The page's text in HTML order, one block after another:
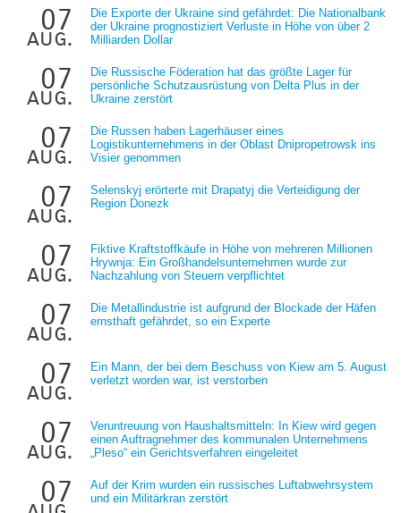
07
aug.
Die Exporte der Ukraine sind gefährdet: Die Nationalbank
der Ukraine prognostiziert Verluste in Höhe von über 2
Milliarden Dollar
07
aug.
Die Russische Föderation hat das größte Lager für
persönliche Schutzausrüstung von Delta Plus in der
Ukraine zerstört
07
aug.
Die Russen haben Lagerhäuser eines
Logistikunternehmens in der Oblast Dnipropetrowsk ins
Visier genommen
07
aug.
Selenskyj erörterte mit Drapatyj die Verteidigung der
Region Donezk
07
aug.
Fiktive Kraftstoffkäufe in Höhe von mehreren Millionen
Hrywnja: Ein Großhandelsunternehmen wurde zur
Nachzahlung von Steuern verpflichtet
07
aug.
Die Metallindustrie ist aufgrund der Blockade der Häfen
ernsthaft gefährdet, so ein Experte
07
aug.
Ein Mann, der bei dem Beschuss von Kiew am 5. August
verletzt worden war, ist verstorben
07
aug.
Veruntreuung von Haushaltsmitteln: In Kiew wird gegen
einen Auftragnehmer des kommunalen Unternehmens
„Pleso“ ein Gerichtsverfahren eingeleitet
07
Auf der Krim wurden ein russisches Luftabwehrsystem
und ein Militärkran zerstört